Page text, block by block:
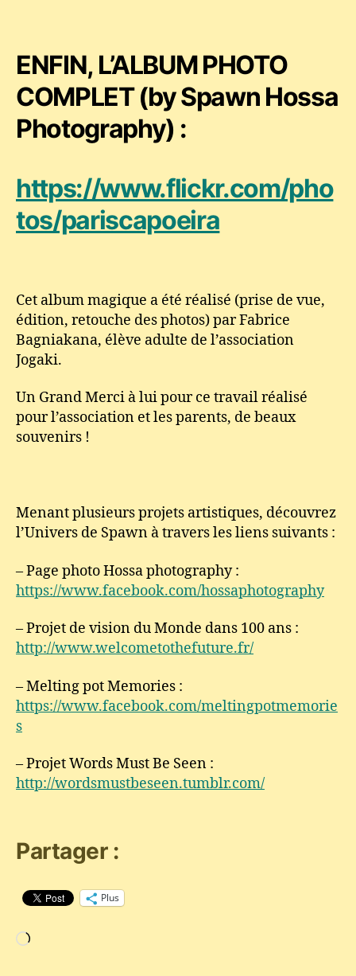
ENFIN, L’ALBUM PHOTO
COMPLET (by Spawn Hossa
Photography) :
https://www.flickr.com/pho
tos/pariscapoeira
Cet album magique a été réalisé (prise de vue,
édition, retouche des photos) par Fabrice
Bagniakana, élève adulte de l’association
Jogaki.
Un Grand Merci à lui pour ce travail réalisé
pour l’association et les parents, de beaux
souvenirs !
Menant plusieurs projets artistiques, découvrez
l’Univers de Spawn à travers les liens suivants :
– Page photo Hossa photography :
https://www.facebook.com/hossaphotography
– Projet de vision du Monde dans 100 ans :
http://www.welcometothefuture.fr/
– Melting pot Memories :
https://www.facebook.com/meltingpotmemorie
s
– Projet Words Must Be Seen :
http://wordsmustbeseen.tumblr.com/
Partager :
Plus